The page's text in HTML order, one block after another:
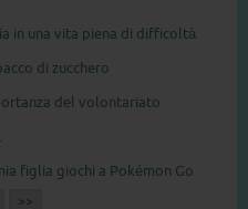
in una vita piena di difficoltà
di zucchero
del volontariato
figlia giochi a Pokémon Go
>>